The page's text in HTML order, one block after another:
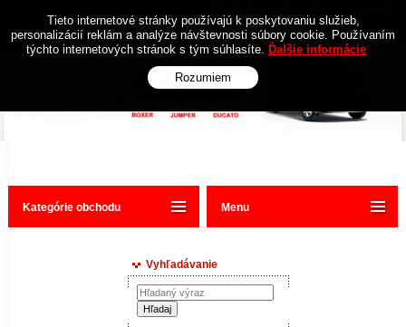
Kategórie obchodu
Vyhľadávanie
Menu
Tieto internetové stránky používajú k poskytovaniu služieb,
personalizácií reklám a analýze návštevnosti súbory cookie. Používaním
týchto internetových stránok s tým súhlasíte. Ďalšie informácie
Rozumiem